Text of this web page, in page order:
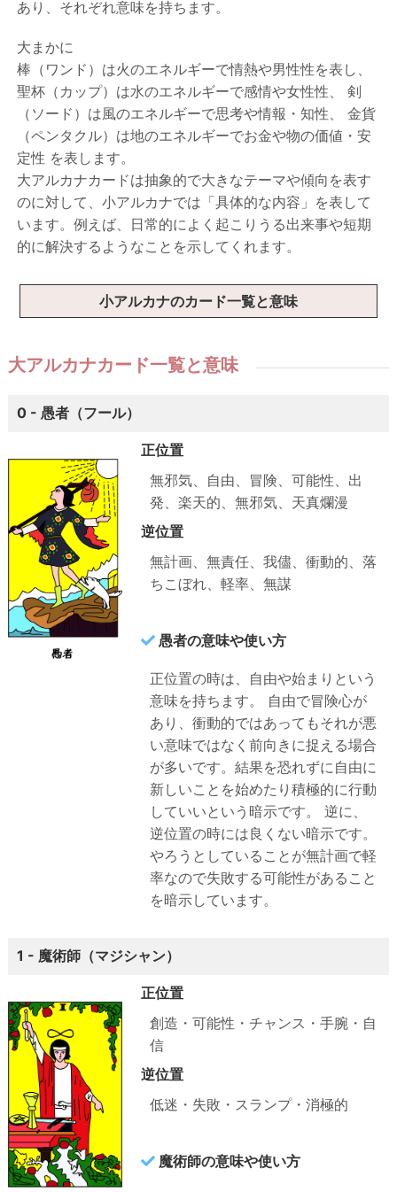
あり、それぞれ意味を持ちます。
大まかに
棒（ワンド）は火のエネルギーで情熱や男性性を表し、
聖杯（カップ）は水のエネルギーで感情や女性性、 剣
（ソード）は風のエネルギーで思考や情報・知性、 金貨
（ペンタクル）は地のエネルギーでお金や物の価値・安
定性 を表します。
大アルカナカードは抽象的で大きなテーマや傾向を表す
のに対して、小アルカナでは「具体的な内容」を表して
います。例えば、日常的によく起こりうる出来事や短期
的に解決するようなことを示してくれます。
小アルカナのカード一覧と意味
大アルカナカード一覧と意味
0 - 愚者（フール）
正位置
無邪気、自由、冒険、可能性、出
発、楽天的、無邪気、天真爛漫
逆位置
無計画、無責任、我儘、衝動的、落
ちこぼれ、軽率、無謀
愚者の意味や使い方
正位置の時は、自由や始まりという
意味を持ちます。
自由で冒険心が
あり、衝動的ではあってもそれが悪
い意味ではなく前向きに捉える場合
が多いです。結果を恐れずに自由に
新しいことを始めたり積極的に行動
していいという暗示です。
逆に、
逆位置の時には良くない暗示です。
やろうとしていることが無計画で軽
率なので失敗する可能性があること
を暗示しています。
1 - 魔術師（マジシャン）
正位置
創造・可能性・チャンス・手腕・自
信
逆位置
低迷・失敗・スランプ・消極的
魔術師の意味や使い方